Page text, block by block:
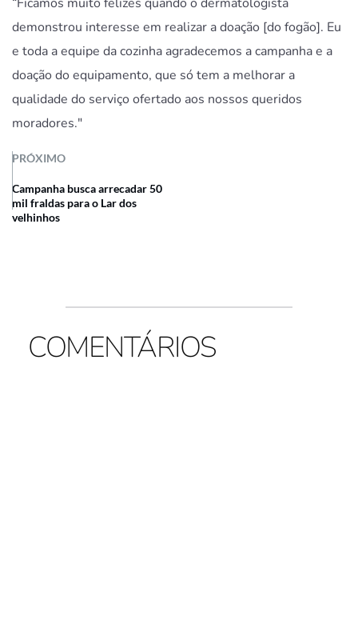
demonstrou interesse em realizar a doação [do fogão]. Eu
e toda a equipe da cozinha agradecemos a campanha e a
doação do equipamento, que só tem a melhorar a
qualidade do serviço ofertado aos nossos queridos
moradores."
PRÓXIMO
Campanha busca arrecadar 50
mil fraldas para o Lar dos
velhinhos
COMENTÁRIOS